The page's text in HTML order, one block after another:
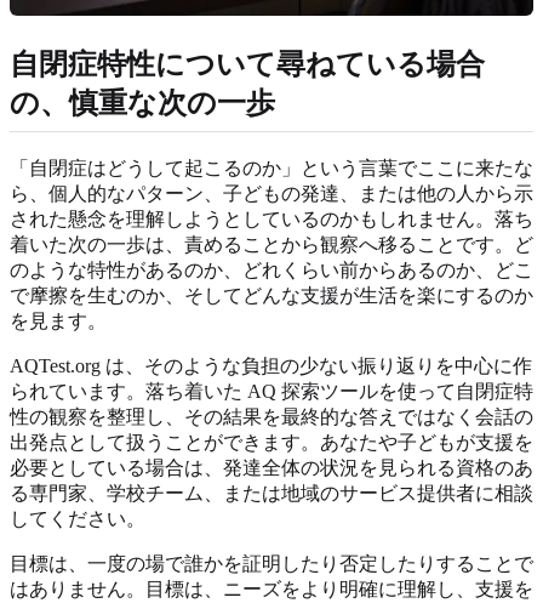
自閉症特性について尋ねている場合
の、慎重な次の一歩
「自閉症はどうして起こるのか」という言葉でここに来たな
ら、個人的なパターン、子どもの発達、または他の人から示
された懸念を理解しようとしているのかもしれません。落ち
着いた次の一歩は、責めることから観察へ移ることです。ど
のような特性があるのか、どれくらい前からあるのか、どこ
で摩擦を生むのか、そしてどんな支援が生活を楽にするのか
を見ます。
AQTest.org は、そのような負担の少ない振り返りを中心に作
られています。 落ち着いた AQ 探索ツールを使って自閉症特
性の観察を整理し、その結果を最終的な答えではなく会話の
出発点として扱うことができます。あなたや子どもが支援を
必要としている場合は、発達全体の状況を見られる資格のあ
る専門家、学校チーム、または地域のサービス提供者に相談
してください。
目標は、一度の場で誰かを証明したり否定したりすることで
はありません。目標は、ニーズをより明確に理解し、支援を